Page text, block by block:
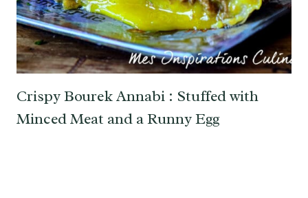
Crispy Bourek Annabi : Stuffed with
Minced Meat and a Runny Egg